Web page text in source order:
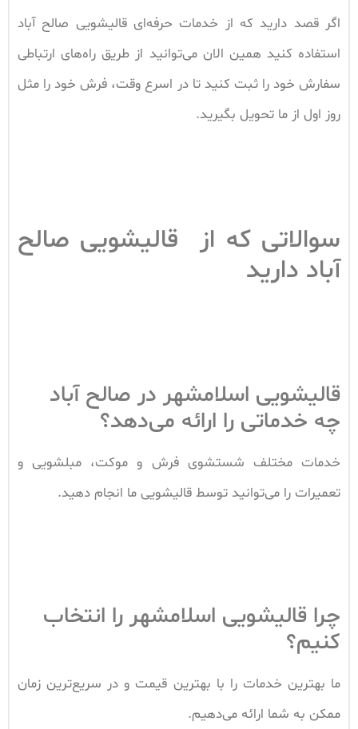
اگر قصد دارید که از خدمات حرفه‌ای قالیشویی صالح آباد
استفاده کنید همین الان می‌توانید از طریق راه‌های ارتباطی
سفارش خود را ثبت کنید تا در اسرع وقت، فرش خود را مثل
روز اول از ما تحویل بگیرید.
سوالاتی که از قالیشویی صالح
آباد دارید
قالیشویی اسلامشهر در صالح آباد
چه خدماتی را ارائه می‌دهد؟
خدمات مختلف شستشوی فرش و موکت، مبلشویی و
تعمیرات را می‌توانید توسط قالیشویی ما انجام دهید.
چرا قالیشویی اسلامشهر را انتخاب
کنیم؟
ما بهترین خدمات را با بهترین قیمت و در سریع‌ترین زمان
ممکن به شما ارائه می‌دهیم.